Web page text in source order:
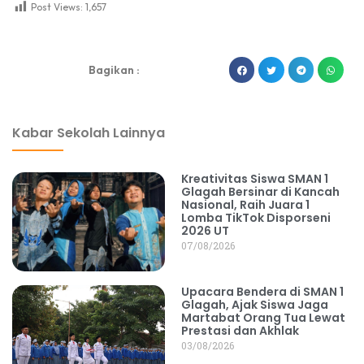
Post Views: 1,657
Bagikan :
Kabar Sekolah Lainnya
Kreativitas Siswa SMAN 1
Glagah Bersinar di Kancah
Nasional, Raih Juara 1
Lomba TikTok Disporseni
2026 UT
07/08/2026
Upacara Bendera di SMAN 1
Glagah, Ajak Siswa Jaga
Martabat Orang Tua Lewat
Prestasi dan Akhlak
03/08/2026